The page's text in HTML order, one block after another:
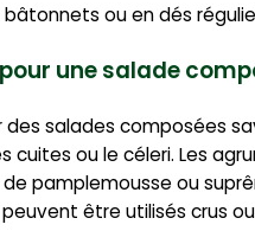
ou en dés
une salade
des salades composées
ou le céleri. Les
pamplemousse ou
peuvent être utilisés crus